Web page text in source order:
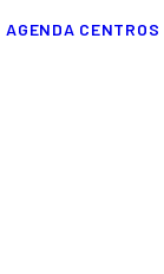
AGENDA CENTROS